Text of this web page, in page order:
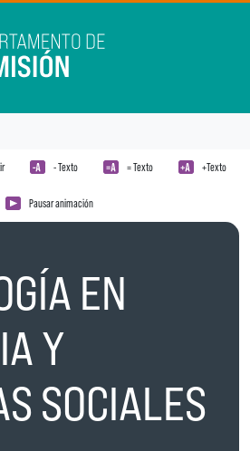
- Texto = Texto +Texto
Pausar animación
EN
Y
SOCIALES